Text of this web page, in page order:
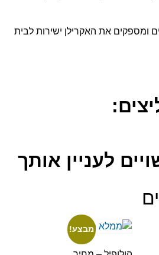
ומספקים את האקרילן ישירות לבית
לעניין אותך
מבצע!